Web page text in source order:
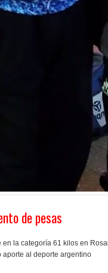
de pesas
la categoría 61 kilos en
al deporte argentino